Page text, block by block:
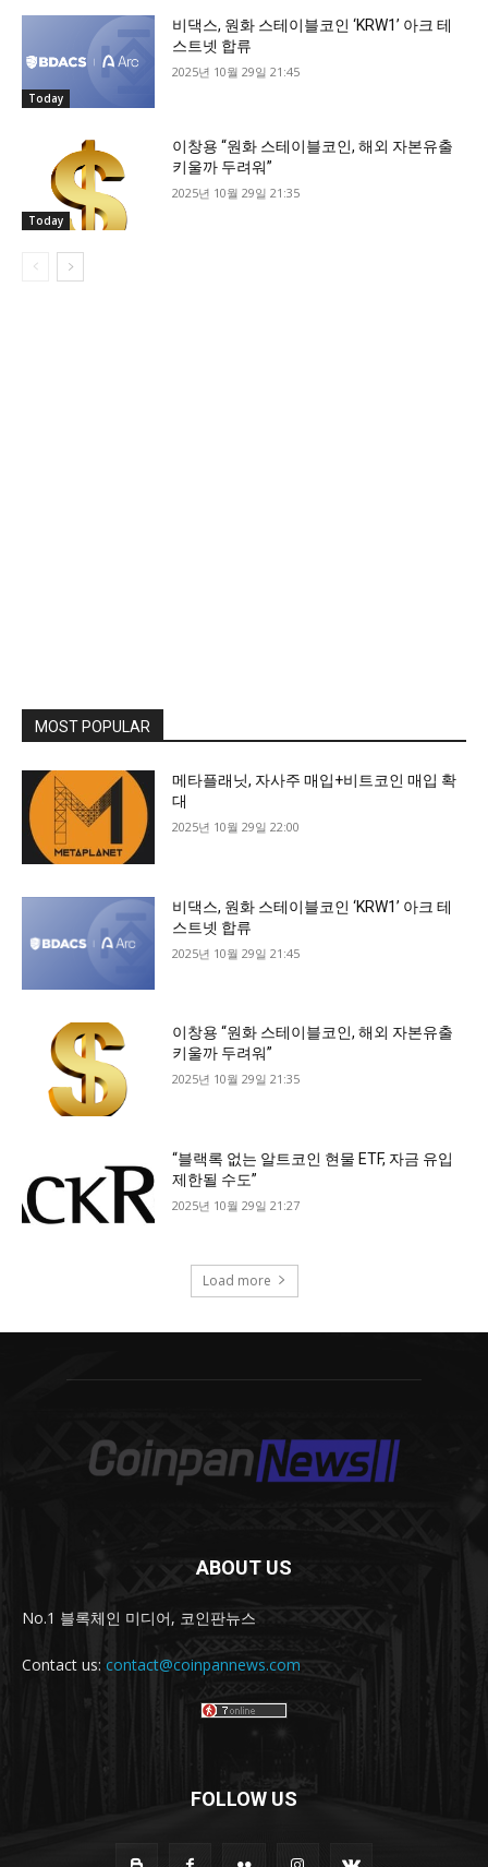
ABOUT US
No.1 블록체인 미디어, 코인판뉴스
Contact us: contact@coinpannews.com
FOLLOW US